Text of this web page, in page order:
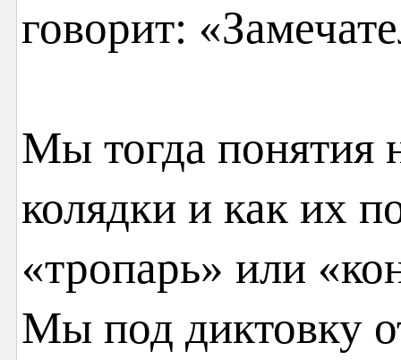
говорит:
Мы тогда понятия
колядки и как их
«тропарь» или
Мы под диктовку